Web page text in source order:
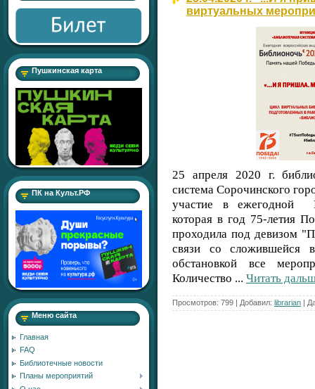
Пушкинская карта
ПК на Культ.РФ
Меню сайта
Главная
FAQ
Библиотечные новости
Планы мероприятий
виртуальных
25 апреля 2020 г.
система Сорочинского
участие в ежегодной
которая в год 75-летия
проходила под девизом
связи со сложившейся
обстановкой все
Количество ... Читать
Просмотров: 799 | Добавил: librarian |